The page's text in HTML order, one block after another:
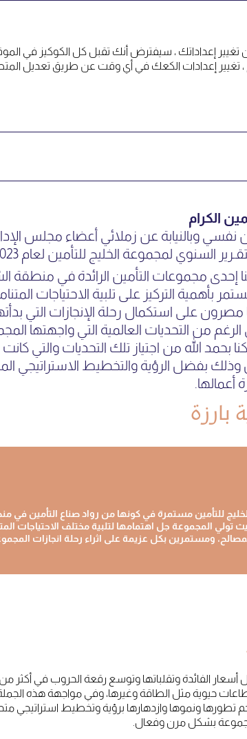
الإدارة
الكرام
نفسي وبالنيابة عن زملائي أعضاء مجلس
السنوي لمجموعة الخليج للتأمين لعام 2023.
إحدى مجموعات التأمين الرائدة في
بأهمية التركيز على تلبية الاحتياجات
مصرون على استكمال رحلة الإنجازات التي
وعلى الرغم من التحديات العالمية التي واجهتها
بحمد الله من اجتياز تلك التحديات والتي
وذلك بفضل الرؤية والتخطيط الاستراتيجي
أعمالها.
بارزة
للتأمين مستمرة في كونها من رواد صناع التأمين في
تولي المجموعة جل اهتمامها لتلبية مختلف الاحتياجات
ومستمرين بكل عزيمة على اثراء رحلة انجازات
حول أسعار الفائدة وتقلباتها وتوسع رقعة الحروب في أكثر
حيوية مثل الطاقة وغيرها، وفي مواجهة هذه
تطورها ونموها وازدهارها برؤية وتخطيط
بشكل مرن وفعال.
إعداداتك ، سيفترض أنك تقبل كل الكوكيز في